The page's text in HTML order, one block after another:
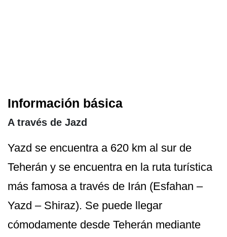
Información básica
A través de Jazd
Yazd se encuentra a 620 km al sur de
Teherán y se encuentra en la ruta turística
más famosa a través de Irán (Esfahan –
Yazd – Shiraz). Se puede llegar
cómodamente desde Teherán mediante